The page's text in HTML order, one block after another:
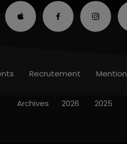
Recrutement
Archives 2026 2025